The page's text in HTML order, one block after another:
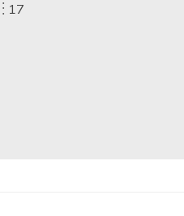
⋮ 17